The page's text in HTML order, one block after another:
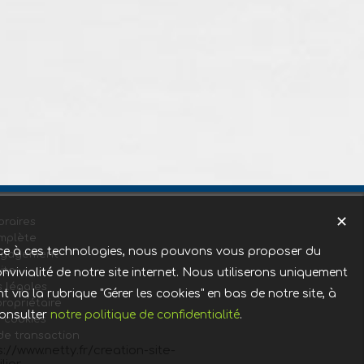
légales
cookies
transaction
✕
à ces technologies, nous pouvons vous proposer du
de notre site internet. Nous utiliserons uniquement
la rubrique "Gérer les cookies" en bas de notre site, à
notre politique de confidentialité.